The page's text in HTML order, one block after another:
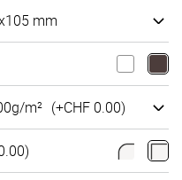
mm
m² (+CHF 0.00)
)